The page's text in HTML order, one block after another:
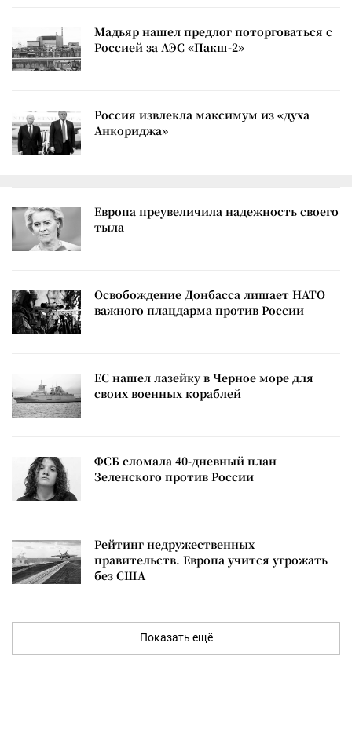
Мадьяр нашел предлог поторговаться с
Россией за АЭС «Пакш-2»
Россия извлекла максимум из «духа
Анкориджа»
Европа преувеличила надежность своего
тыла
Освобождение Донбасса лишает НАТО
важного плацдарма против России
ЕС нашел лазейку в Черное море для
своих военных кораблей
ФСБ сломала 40-дневный план
Зеленского против России
Рейтинг недружественных
правительств. Европа учится угрожать
без США
Показать ещё